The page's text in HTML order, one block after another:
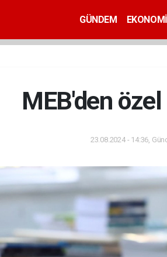
GÜNDEM EKONOMİ
MEB'den
23.08.2024 - 14:36,